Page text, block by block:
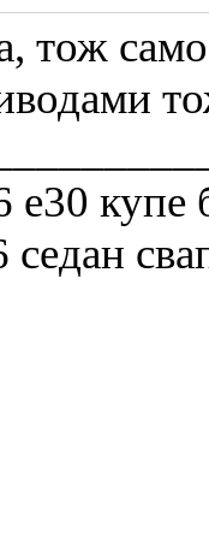
тож
e30 купе
седан